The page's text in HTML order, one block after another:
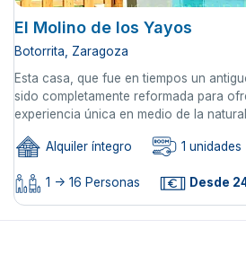
El Molino de los Yayos
Botorrita, Zaragoza
Esta casa, que fue en tiempos un
sido completamente reformada para
experiencia única en medio de la
Alquiler íntegro 1 unidades
1 -> 16 Personas Desde